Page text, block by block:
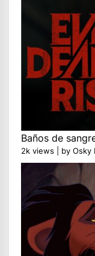
Baños de
2k views by Osky